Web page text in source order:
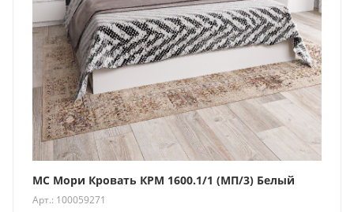
МС Мори Кровать КРМ 1600.1/1 (МП/3) Белый
Арт.: 100059271